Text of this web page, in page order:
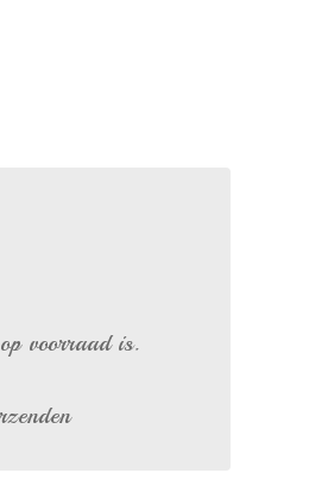
voorraad is.